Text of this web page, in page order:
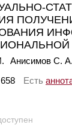
Анисимов С. А.
658 Есть